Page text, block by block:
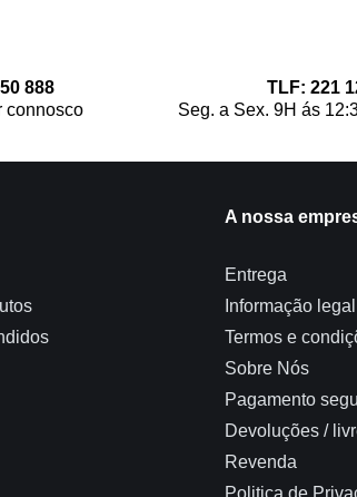
888
connosco
TLF: 221
Seg. a Sex. 9H ás
A nossa
Entrega
Informação legal
Termos e
Sobre Nós
Pagamento
Devoluções /
Revenda
Politica de